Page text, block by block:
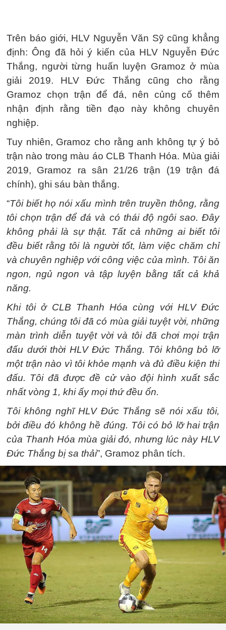
Trên báo giới, HLV Nguyễn Văn Sỹ cũng khẳng
định: Ông đã hỏi ý kiến của HLV Nguyễn Đức
Thắng, người từng huấn luyện Gramoz ở mùa
giải 2019. HLV Đức Thắng cũng cho rằng
Gramoz chọn trận để đá, nên củng cố thêm
nhận định rằng tiền đạo này không chuyên
nghiệp.
Tuy nhiên, Gramoz cho rằng anh không tự ý bỏ
trận nào trong màu áo CLB Thanh Hóa. Mùa giải
2019, Gramoz ra sân 21/26 trận (19 trận đá
chính), ghi sáu bàn thắng.
“Tôi biết họ nói xấu mình trên truyền thông, rằng
tôi chọn trận để đá và có thái độ ngôi sao. Đây
không phải là sự thật. Tất cả những ai biết tôi
đều biết rằng tôi là người tốt, làm việc chăm chỉ
và chuyên nghiệp với công việc của mình. Tôi ăn
ngon, ngủ ngon và tập luyện bằng tất cả khả
năng.
Khi tôi ở CLB Thanh Hóa cùng với HLV Đức
Thắng, chúng tôi đã có mùa giải tuyệt vời, những
màn trình diễn tuyệt vời và tôi đã chơi mọi trận
đấu dưới thời HLV Đức Thắng. Tôi không bỏ lỡ
một trận nào vì tôi khỏe mạnh và đủ điều kiện thi
đấu. Tôi đã được đề cử vào đội hình xuất sắc
nhất vòng 1, khi ấy mọi thứ đều ổn.
Tôi không nghĩ HLV Đức Thắng sẽ nói xấu tôi,
bởi điều đó không hề đúng. Tôi có bỏ lỡ hai trận
của Thanh Hóa mùa giải đó, nhưng lúc này HLV
Đức Thắng bị sa thải”, Gramoz phân tích.